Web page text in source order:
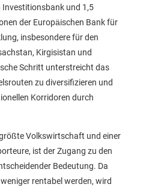
Investitionsbank und 1,5
der Europäischen Bank für
insbesondere für den
Kirgisistan und
Schritt unterstreicht das
zu diversifizieren und
Korridoren durch
Volkswirtschaft und einer
ist der Zugang zu den
Bedeutung. Da
rentabel werden, wird